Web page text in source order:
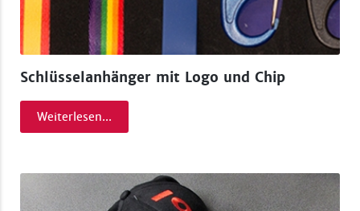
Schlüsselanhänger mit Logo und Chip
Weiterlesen...